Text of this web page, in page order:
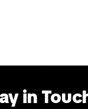
in